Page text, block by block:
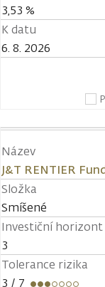
3,53 %
K datu
6. 8. 2026
Název
J&T RENTIER
Složka
Smíšené
Investiční horizont
3
Tolerance rizika
3 / 7